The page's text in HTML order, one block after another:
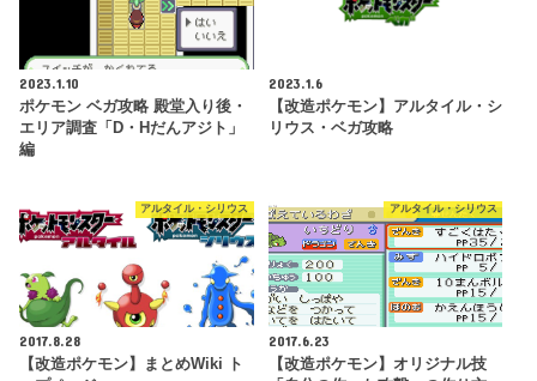
2023.1.10
ポケモン ベガ攻略 殿堂入り後・
エリア調査「D・Hだんアジト」
編
2023.1.6
【改造ポケモン】アルタイル・シ
リウス・ベガ攻略
アルタイル・シリウス
2017.8.28
【改造ポケモン】まとめWiki ト
アルタイル・シリウス
2017.6.23
【改造ポケモン】オリジナル技